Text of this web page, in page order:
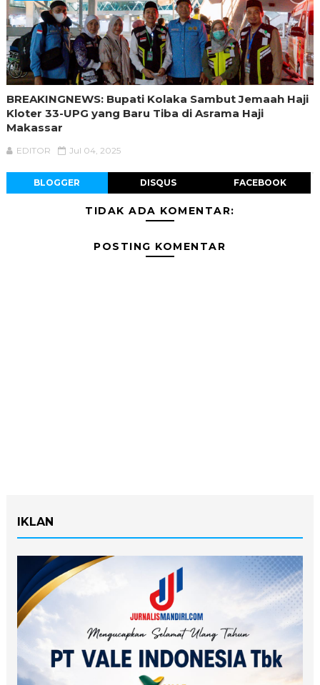
BREAKINGNEWS: Bupati Kolaka Sambut Jemaah Haji
Kloter 33-UPG yang Baru Tiba di Asrama Haji
Makassar
EDITOR Jul 04, 2025
BLOGGER DISQUS FACEBOOK
TIDAK ADA KOMENTAR:
POSTING KOMENTAR
IKLAN